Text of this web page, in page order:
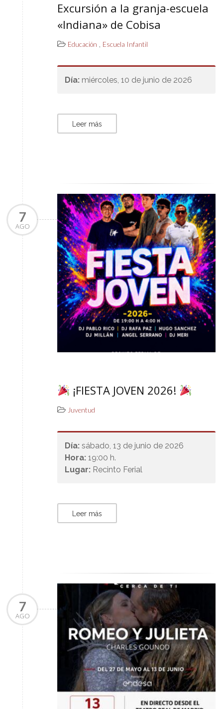
Excursión a la granja-escuela
«Indiana» de Cobisa
Educación , Escuela Infantil
Día: miércoles, 10 de junio de 2026
Leer más
7
AGO
¡FIESTA JOVEN 2026!
Juventud
Día: sábado, 13 de junio de 2026
Hora: 19:00 h.
Lugar: Recinto Ferial
Leer más
7
AGO